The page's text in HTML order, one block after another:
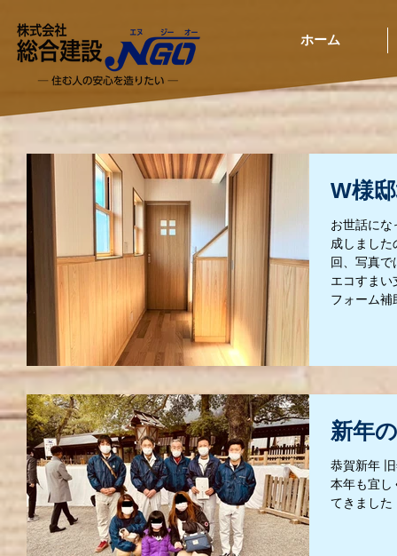
W様
お世話にな
成しました
回、写真で
エコすまい
フォーム補
新年
恭賀新年
本年も宜し
てきました
ホーム